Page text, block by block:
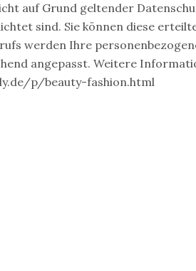
auf Grund geltender
sind. Sie können diese
werden Ihre
angepasst. Weitere
p/beauty-fashion.html